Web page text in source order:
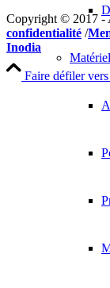
Copyright © 2017 -
confidentialité /
Inodia
Faire défiler